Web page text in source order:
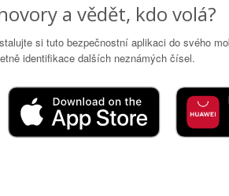
a vědět, kdo volá?
si tuto bezpečnostní aplikaci do svého
identifikace dalších neznámých čísel.